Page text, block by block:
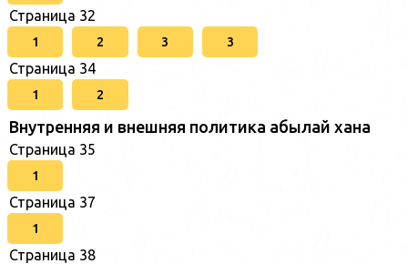
Страница 32
1 2 3 3
Страница 34
1 2
Внутренняя и внешняя политика абылай хана
Страница 35
1
Страница 37
1
Страница 38